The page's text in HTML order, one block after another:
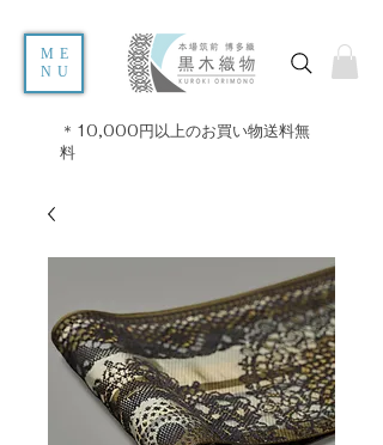
ME
NU
＊10,000円以上のお買い物送料無
料